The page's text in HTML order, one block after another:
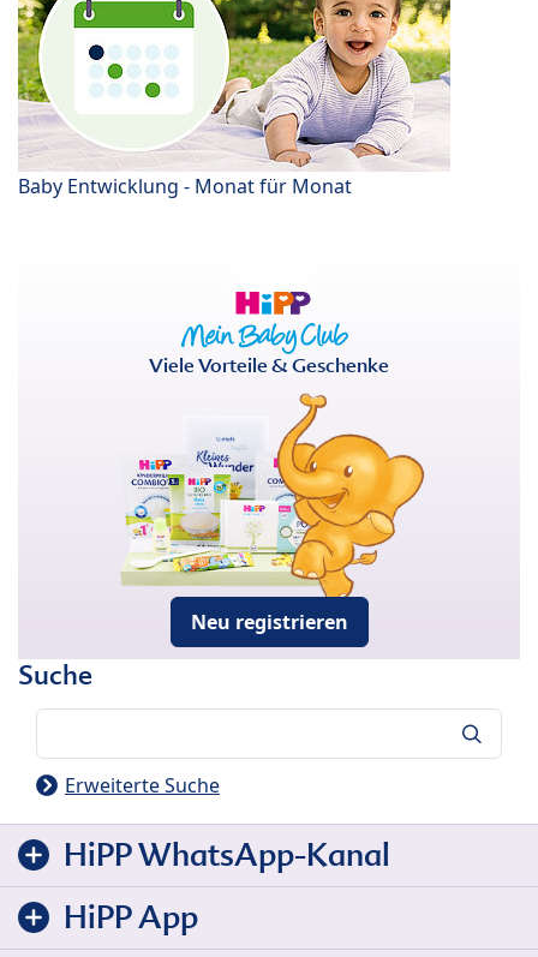
Baby Entwicklung - Monat für Monat
Viele Vorteile & Geschenke
Neu registrieren
Suche
Erweiterte Suche
HiPP WhatsApp-Kanal
HiPP App